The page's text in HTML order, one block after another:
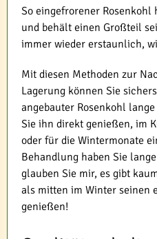
So eingefrorener
und behält einen Großteil
immer wieder erstaunlich,
Mit diesen Methoden zur
Lagerung können Sie
angebauter Rosenkohl
Sie ihn direkt genießen, im
oder für die Wintermonate
Behandlung haben Sie
glauben Sie mir, es gibt
als mitten im Winter seinen
genießen!